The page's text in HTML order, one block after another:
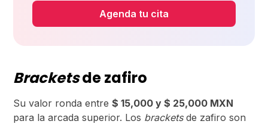
Agenda tu cita
Bracketsde zafiro
Su valor ronda entre$ 15,000 y $ 25,000 MXN
para la arcada superior. Los bracketsde zafiro son